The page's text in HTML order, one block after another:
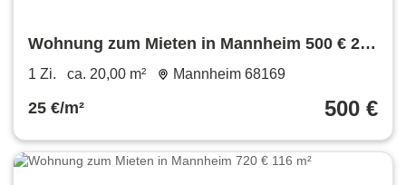
Wohnung zum Mieten in Mannheim 500 € 20
m²
1 Zi. ca. 20,00 m² Mannheim 68169
25 €/m² 500 €